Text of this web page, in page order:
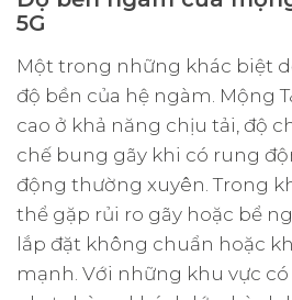
5G
Một trong những khác biệt
độ bền của hệ ngàm. Mộng
cao ở khả năng chịu tải, độ
chế bung gãy khi có rung
động thường xuyên. Trong
thể gặp rủi ro gãy hoặc bể
lắp đặt không chuẩn hoặc
mạnh. Với những khu vực